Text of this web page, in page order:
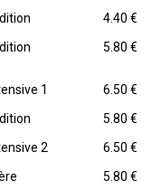
4.40 €
5.80 €
1
6.50 €
5.80 €
2
6.50 €
5.80 €